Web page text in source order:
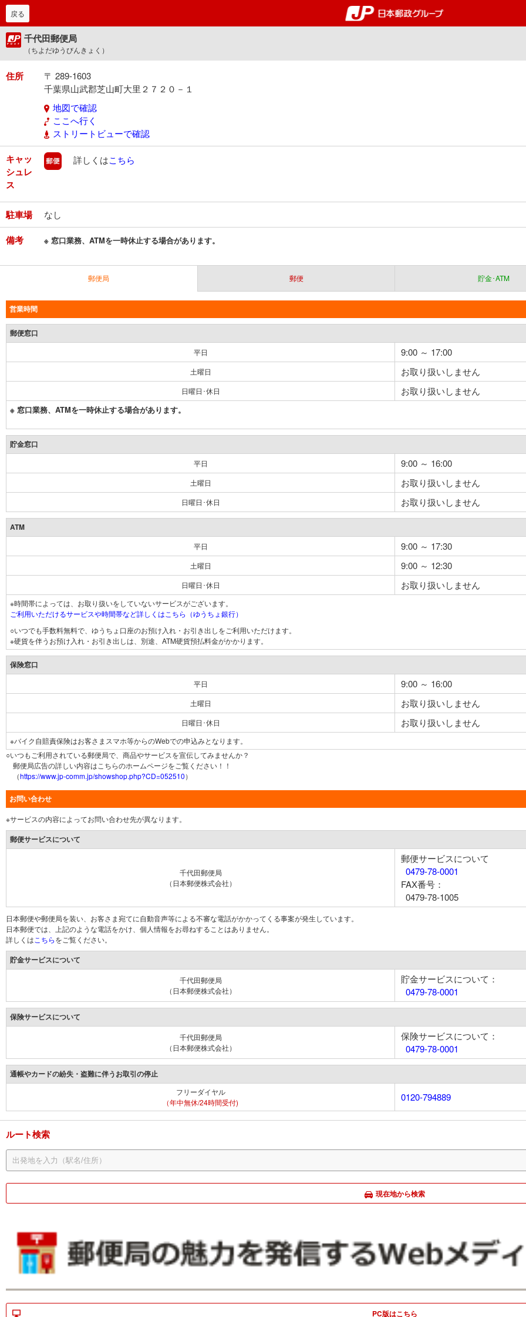
郵便局・日本郵政グルー
戻る
千代田郵便局
（ちよだゆうびんきょく）
住所
〒 289-1603
千葉県山武郡芝山町大里２７２０－１
地図で確認
ここへ行く
ストリートビューで確認
キャッ
シュレ
ス
郵便
詳しくはこちら
駐車場 なし
備考 ※ 窓口業務、ATMを一時休止する場合があります。
郵便局 郵便 貯金･ATM
営業時間
郵便窓口
平日 9:00 ～ 17:00
土曜日 お取り扱いしません
日曜日･休日 お取り扱いしません
※ 窓口業務、ATMを一時休止する場合があります。
貯金窓口
平日 9:00 ～ 16:00
土曜日 お取り扱いしません
日曜日･休日 お取り扱いしません
ATM
平日 9:00 ～ 17:30
土曜日 9:00 ～ 12:30
日曜日･休日 お取り扱いしません
※時間帯によっては、お取り扱いをしていないサービスがございます。
ご利用いただけるサービスや時間帯など詳しくはこちら（ゆうちょ銀行）
○いつでも手数料無料で、ゆうちょ口座のお預け入れ・お引き出しをご利用いただけます。
※硬貨を伴うお預け入れ・お引き出しは、別途、ATM硬貨預払料金がかかります。
保険窓口
平日 9:00 ～ 16:00
土曜日 お取り扱いしません
日曜日･休日 お取り扱いしません
※バイク自賠責保険はお客さまスマホ等からのWebでの申込みとなります。
○いつもご利用されている郵便局で、商品やサービスを宣伝してみませんか？
郵便局広告の詳しい内容はこちらのホームページをご覧ください！！
（https://www.jp-comm.jp/showshop.php?CD=052510）
お問い合わせ
※サービスの内容によってお問い合わせ先が異なります。
郵便サービスについて
千代田郵便局
（日本郵便株式会社）
郵便サービスについて
0479-78-0001
FAX番号：
0479-78-1005
日本郵便や郵便局を装い、お客さま宛てに自動音声等による不審な電話がかかってくる事案が発生しています。
日本郵便では、上記のような電話をかけ、個人情報をお尋ねすることはありません。
詳しくは こちらをご覧ください。
貯金サービスについて
千代田郵便局
（日本郵便株式会社）
貯金サービスについて：
0479-78-0001
保険サービスについて
千代田郵便局
（日本郵便株式会社）
保険サービスについて：
0479-78-0001
通帳やカードの紛失・盗難に伴うお取引の停止
フリーダイヤル
（年中無休/24時間受付)
0120-794889
ルート検索
現在地から検索
PC版はこちら